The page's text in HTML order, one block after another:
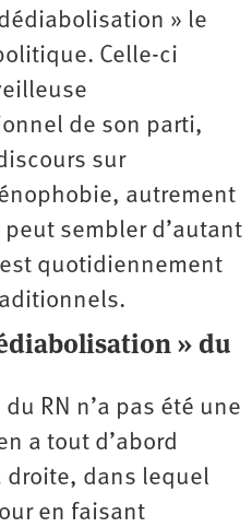
» le
Celle-ci
de son parti,
sur
autrement
sembler d’autant
quotidiennement
» du
RN n’a pas été une
a tout d’abord
droite, dans lequel
en faisant